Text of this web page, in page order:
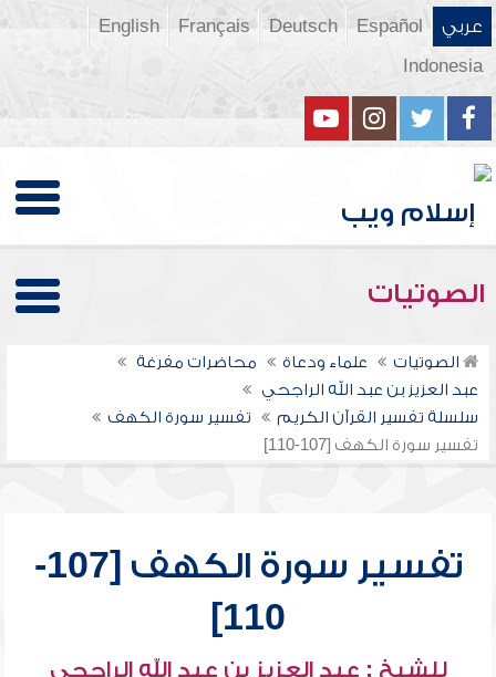
عربي Español
Deutsch
Français
English
Indonesia
الصوتيات
الصوتيات علماء ودعاة
محاضرات مفرغة
عبد العزيز بن عبد الله الراجحي
سلسلة تفسير القرآن الكريم
تفسير سورة الكهف
تفسير سورة الكهف [107-110]
تفسير سورة الكهف [107-
110]
للشيخ : عبد العزيز بن عبد الله الراجحي